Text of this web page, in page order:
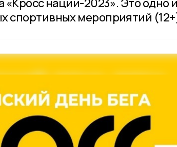
спортивных мероприятий